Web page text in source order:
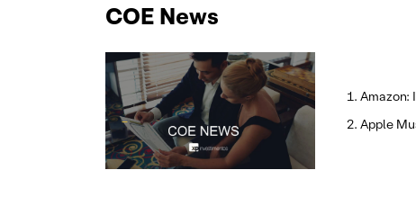
COE News
Amazon:
Apple